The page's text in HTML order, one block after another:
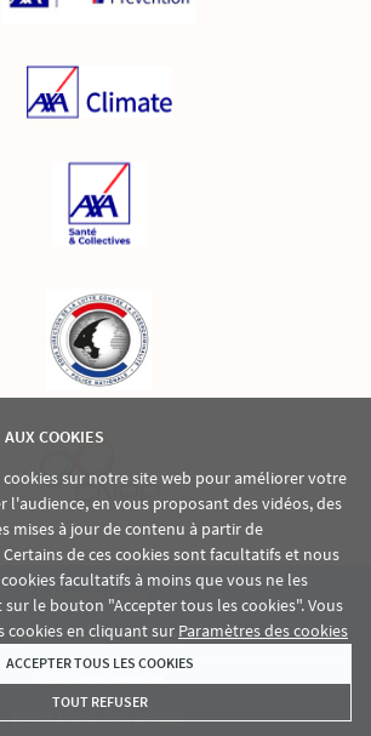
Mention Légale
Politique De Confidentialité
Cookie management
© 2025 AXA SA or its affiliates.
COOKIES
sur notre site web pour améliorer votre
l'audience, en vous proposant des vidéos, des
mises à jour de contenu à partir de
de ces cookies sont facultatifs et nous
facultatifs à moins que vous ne les
le bouton "Accepter tous les cookies". Vous
cookies en cliquant sur Paramètres des cookies
TOUT REFUSER
ACCEPTER TOUS LES COOKIES